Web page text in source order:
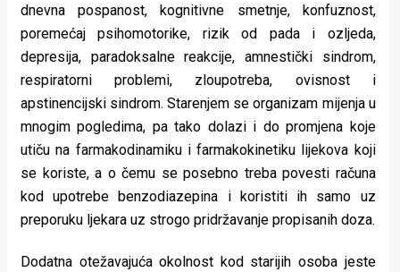
dnevna pospanost, kognitivne smetnje, konfuznost,
poremećaj psihomotorike, rizik od pada i ozljeda,
depresija, paradoksalne reakcije, amnestički sindrom,
respiratorni problemi, zloupotreba, ovisnost i
apstinencijski sindrom. Starenjem se organizam mijenja u
mnogim pogledima, pa tako dolazi i do promjena koje
utiču na farmakodinamiku i farmakokinetiku lijekova koji
se koriste, a o čemu se posebno treba povesti računa
kod upotrebe benzodiazepina i koristiti ih samo uz
preporuku ljekara uz strogo pridržavanje propisanih doza.
Dodatna otežavajuća okolnost kod starijih osoba jeste